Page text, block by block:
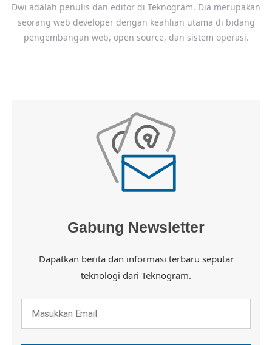
Dwi adalah penulis dan editor di Teknogram. Dia merupakan
seorang web developer dengan keahlian utama di bidang
pengembangan web, open source, dan sistem operasi.
Gabung Newsletter
Dapatkan berita dan informasi terbaru seputar
teknologi dari Teknogram.